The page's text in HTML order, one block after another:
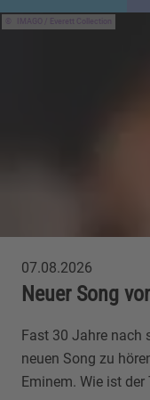
IMAGO / Everett Collection
07.08.2026
Neuer Song
Fast 30 Jahre nach
neuen Song zu
Eminem. Wie ist